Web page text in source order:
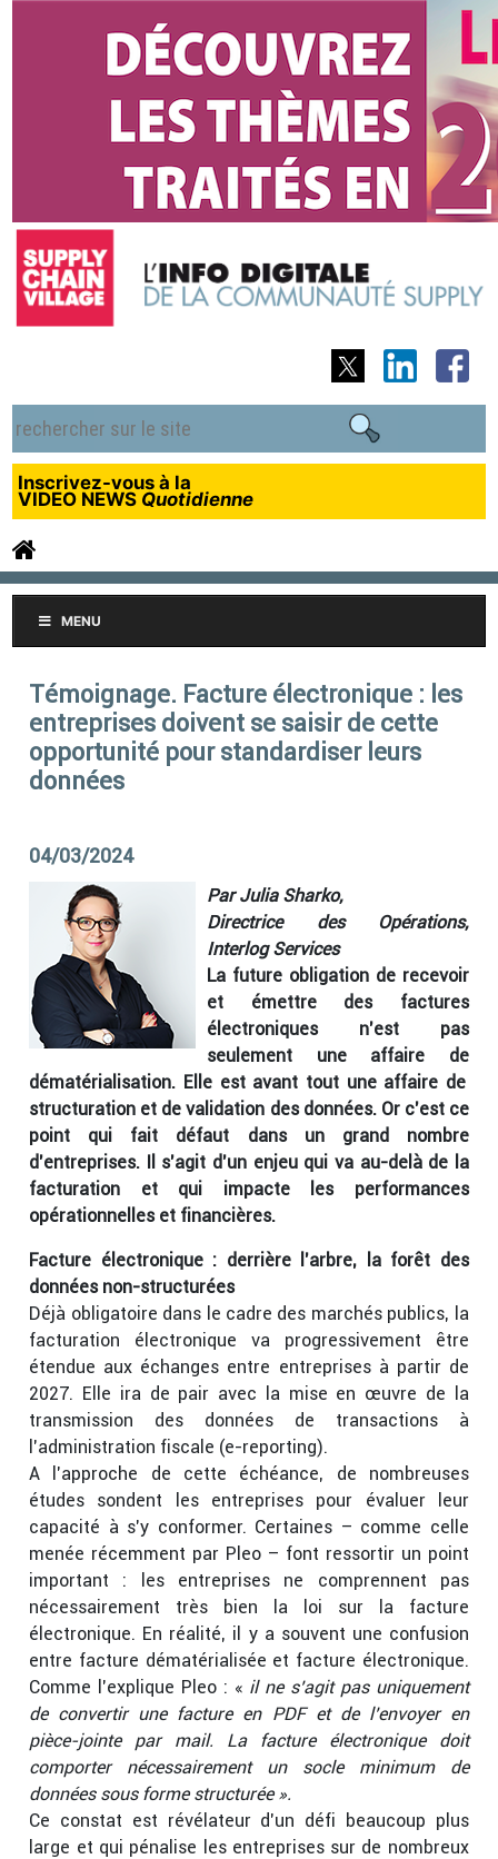
Inscrivez-vous à la
VIDEO NEWS Quotidienne
MENU
Témoignage. Facture électronique : les
entreprises doivent se saisir de cette
opportunité pour standardiser leurs
données
04/03/2024
Par Julia Sharko,
Directrice des Opérations,
Interlog Services
La future obligation de recevoir
et émettre des factures
électroniques n’est pas
seulement une affaire de
dématérialisation. Elle est avant tout une affaire de
structuration et de validation des données. Or c’est ce
point qui fait défaut dans un grand nombre
d’entreprises. Il s’agit d’un enjeu qui va au-delà de la
facturation et qui impacte les performances
opérationnelles et financières.
Facture électronique : derrière l’arbre, la forêt des
données non-structurées
Déjà obligatoire dans le cadre des marchés publics, la
facturation électronique va progressivement être
étendue aux échanges entre entreprises à partir de
2027. Elle ira de pair avec la mise en œuvre de la
transmission des données de transactions à
l’administration fiscale (e-reporting).
A l’approche de cette échéance, de nombreuses
études sondent les entreprises pour évaluer leur
capacité à s’y conformer. Certaines – comme celle
menée récemment par Pleo – font ressortir un point
important : les entreprises ne comprennent pas
nécessairement très bien la loi sur la facture
électronique. En réalité, il y a souvent une confusion
entre facture dématérialisée et facture électronique.
Comme l’explique Pleo : « il ne s’agit pas uniquement
de convertir une facture en PDF et de l’envoyer en
pièce-jointe par mail. La facture électronique doit
comporter nécessairement un socle minimum de
données sous forme structurée ».
Ce constat est révélateur d’un défi beaucoup plus
large et qui pénalise les entreprises sur de nombreux